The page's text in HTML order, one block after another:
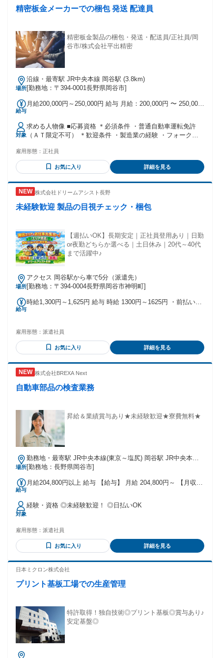
精密板金メーカーでの梱包 発送 配達員
精密板金製品の梱包・発送・配送員/正社員/岡
谷市/株式会社平出精密
場所
沿線・最寄駅 JR中央本線 岡谷駅 (3.8km)
[勤務地：〒394-0001長野県岡谷市]
給与
月給200,000円～250,000円 給与 月給：200,000円 〜 250,000
績・評価による変動あり） 想定年収 ￥2,800,000～
￥3,500,000（時間外・諸手当を除く） ＊昇給 あり （前年度
実績1.0～3.0％。業績・評価による変動あり） ・就業時間 ：
8:00～17:10 （休憩70分） ・時間外労働： あり (月平均20時
度 あり（勤続3年以上、退職金共済加入） 試用期間 試用期
間：あり 期間：3ヵ月 条件：本採用時と同様
対象
求める人物像 ■応募資格 ＊必須条件 ・普通自動車運転免許
（ＡＴ限定不可） ＊歓迎条件 ・製造業の経験 ・フォークリ
歳（定年年齢を上限） ■ 私たちが一緒に働きたい人 ・チーム
で物事に取り組むことが好きな人 ・ものづくりが好きで夢中
になれる人 ・行動して道をひらく人 ■人の成長 当社の魅力の
生向けの超微細加工コース等、幅広い教育プログラムを保有
しており、新入社員教育にも活用しています。このように、
誰もが科学(Science）に裏付けされた確かな技術
し、科学（Science）の裏付けを得ることで普遍化し、共有の
知恵に高めることにも取り組んでいます。 原理原則に則った
物の見方・考え方を身につけ、社員ひとりひとりが自ら学び
成長し、共に発展していく企業です。 「なりたい自分」「や
ランを実現しましょう。 ＊本求人はマーベルキャリアコンサ
ルティングによる人材紹介サービスでのご案内です。 ご応募
絡差し上げます。 その後はご面談・書類添削・選考日程調整
雇用形態： 正社員
お気に入り 詳細を見る
株式会社ドリームアシスト長野
未経験歓迎 製品の目視チェック・梱包
【週払いOK】長期安定｜正社員登用あり｜日勤
or夜勤どちらか選べる｜土日休み｜20代～40代
まで活躍中♪
場所
アクセス 岡谷駅から車で5分（派遣先）
[勤務地：〒394-0004長野県岡谷市神明町]
給与
時給1,300円～1,625円 給与 時給 1300円～1625円 ・前払い／
当あり 交通費：交通費支給 ※距離に応じて規定あり
雇用形態： 派遣社員
お気に入り 詳細を見る
株式会社BREXA Next
自動車部品の検査業務
昇給＆業績賞与あり★未経験歓迎★寮費無料★
場所
勤務地・最寄駅 JR中央本線(東京～塩尻) 岡谷駅 JR中央本線
(東京～塩尻)/岡谷駅,車,10分 ※長野道岡谷ICから車で10分 ※
3,600円)
[勤務地：長野県岡谷市]
給与
月給204,800円以上 給与 【給与】 月給 204,800円～ 【月収
含みます。 ※試用期間・研修期間あり(各2ヶ月)給与変動なし
【交通費】 ※月3万円まで支給
対象
経験・資格 ◎未経験歓迎！ ◎日払いOK
雇用形態： 派遣社員
お気に入り 詳細を見る
日本ミクロン株式会社
プリント基板工場での生産管理
特許取得！独自技術◎プリント基板◎賞与あり♪
安定基盤◎